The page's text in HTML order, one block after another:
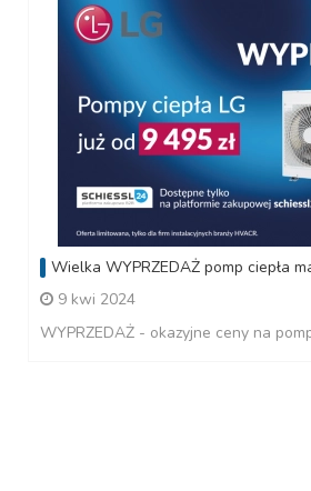
Wielka WYPRZEDAŻ pomp ciepła
9 kwi 2024
WYPRZEDAŻ - okazyjne ceny na